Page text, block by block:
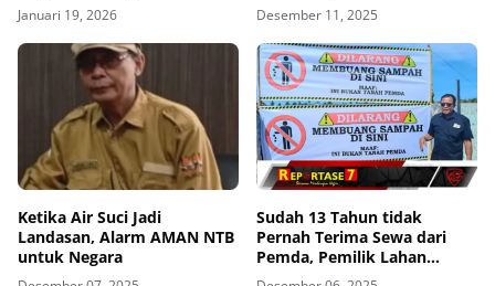
Januari 19, 2026
Merusak Lingkungan
Desember 11, 2025
Ketika Air Suci Jadi
Landasan, Alarm AMAN NTB
untuk Negara
Sudah 13 Tahun tidak
Pernah Terima Sewa dari
Pemda, Pemilik Lahan
Geram Lakukan Penyegelan